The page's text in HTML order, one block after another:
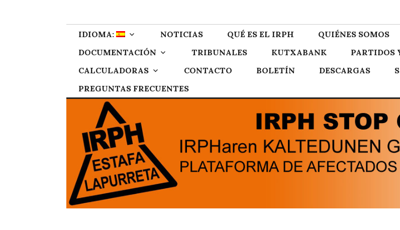
content
IRPH Stop Gipuzkoa
IDIOMA: NOTICIAS QUÉ ES EL IRPH QUIÉNES SOMOS
DOCUMENTACIÓN
TRIBUNALES KUTXABANK PARTIDOS
CALCULADORAS
CONTACTO BOLETÍN DESCARGAS
PREGUNTAS FRECUENTES